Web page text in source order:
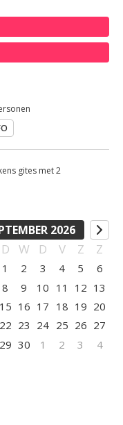
gites met 2
2026
D W D V Z Z
1 2 3 4 5
6
8 9 10 11 12 13
15 16 17 18 19 20
22 23 24 25 26 27
29 30 1 2 3 4